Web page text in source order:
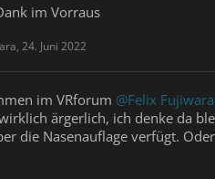
im Vorraus
, 24. Juni 2022
im VRforum @Felix Fujiwara
ärgerlich, ich denke da
die Nasenauflage verfügt.